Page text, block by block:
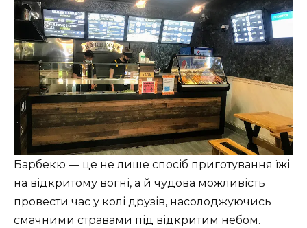
Барбекю — це не лише спосіб приготування їжі
на відкритому вогні, а й чудова можливість
провести час у колі друзів, насолоджуючись
смачними стравами під відкритим небом.